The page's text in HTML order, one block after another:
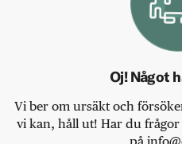
Oj! Något
Vi ber om ursäkt och
vi kan, håll ut! Har du